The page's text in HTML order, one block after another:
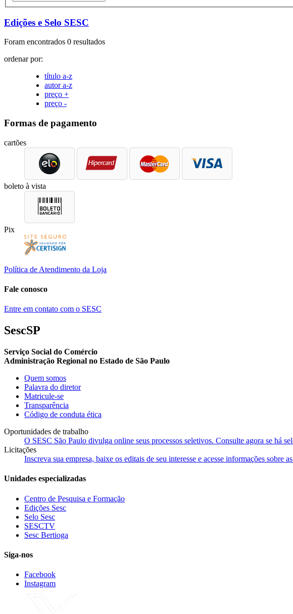
Edições e Selo SESC
Foram encontrados 0 resultados
ordenar por:
título a-z
autor a-z
preço +
preço -
Formas de pagamento
cartões
boleto à vista
Pix
Política de Atendimento da Loja
Fale conosco
Entre em contato com o SESC
SescSP
Serviço Social do Comércio
Administração Regional no Estado de São Paulo
Quem somos
Palavra do diretor
Matricule-se
Transparência
Código de conduta ética
Oportunidades de trabalho
O SESC São Paulo divulga online seus processos seletivos. Consulte agora se há
Licitações
Inscreva sua empresa, baixe os editais de seu interesse e acesse informações sobre
Unidades especializadas
Centro de Pesquisa e Formação
Edições Sesc
Selo Sesc
SESCTV
Sesc Bertioga
Siga-nos
Facebook
Instagram